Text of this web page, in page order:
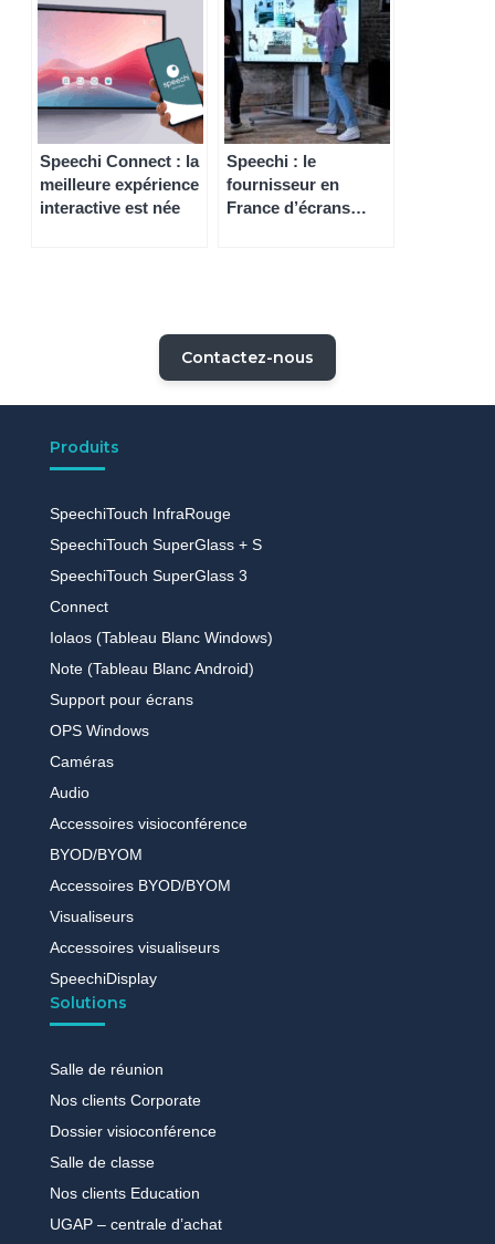
Speechi Connect : la
meilleure expérience
interactive est née
Speechi : le
fournisseur en
France d’écrans
Contactez-nous
Produits
SpeechiTouch InfraRouge
SpeechiTouch SuperGlass + S
SpeechiTouch SuperGlass 3
Connect
Iolaos (Tableau Blanc Windows)
Note (Tableau Blanc Android)
Support pour écrans
OPS Windows
Caméras
Audio
Accessoires visioconférence
BYOD/BYOM
Accessoires BYOD/BYOM
Visualiseurs
Accessoires visualiseurs
SpeechiDisplay
Solutions
Salle de réunion
Nos clients Corporate
Dossier visioconférence
Salle de classe
Nos clients Education
UGAP – centrale d’achat